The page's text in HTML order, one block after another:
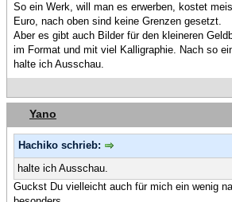
So ein Werk, will man es erwerben, kostet
Euro, nach oben sind keine Grenzen gesetzt.
Aber es gibt auch Bilder für den kleineren
im Format und mit viel Kalligraphie. Nach so
halte ich Ausschau.
Yano
Hachiko schrieb:
halte ich Ausschau.
Guckst Du vielleicht auch für mich ein wenig